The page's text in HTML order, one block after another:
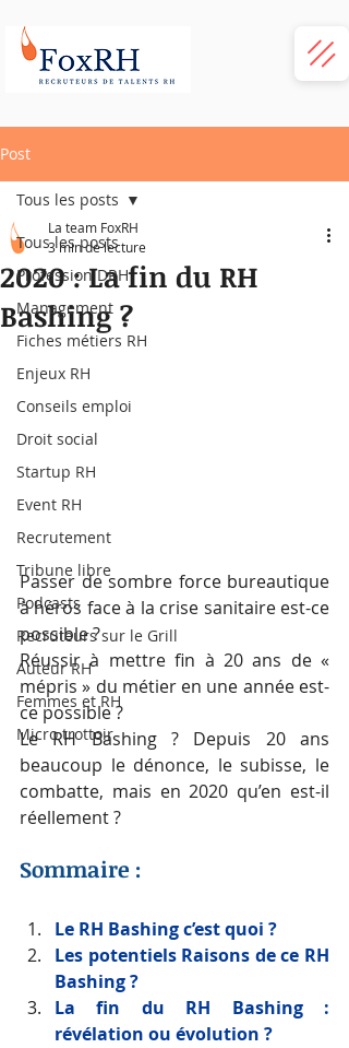
Post
Tous les posts
Profession DRH
Management
Fiches métiers RH
Enjeux RH
Conseils emploi
Droit social
Startup RH
Event RH
Recrutement
Tribune libre
Podcasts
Recruteurs sur le Grill
Auteur RH
Femmes et RH
Micro trottoir
Tous les posts
2020 : La fin du RH
Bashing ?
La team FoxRH
3 min de lecture
Passer de sombre force bureautique
à héros face à la crise sanitaire est-ce
possible ?
Réussir à mettre fin à 20 ans de «
mépris » du métier en une année est-
ce possible ?
Le RH Bashing ? Depuis 20 ans
beaucoup le dénonce, le subisse, le
combatte, mais en 2020 qu’en est-il
réellement ?
Sommaire :
Le RH Bashing c’est quoi ?
Les potentiels Raisons de ce RH
Bashing ?
La fin du RH Bashing :
révélation ou évolution ?